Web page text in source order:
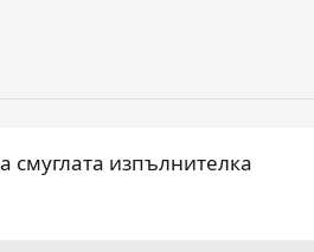
смуглата изпълнителка